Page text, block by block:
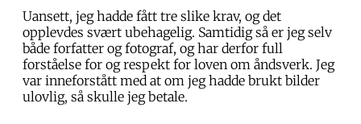
Uansett, jeg hadde fått tre slike krav, og det
opplevdes svært ubehagelig. Samtidig så er jeg selv
både forfatter og fotograf, og har derfor full
forståelse for og respekt for loven om åndsverk. Jeg
var inneforstått med at om jeg hadde brukt bilder
ulovlig, så skulle jeg betale.